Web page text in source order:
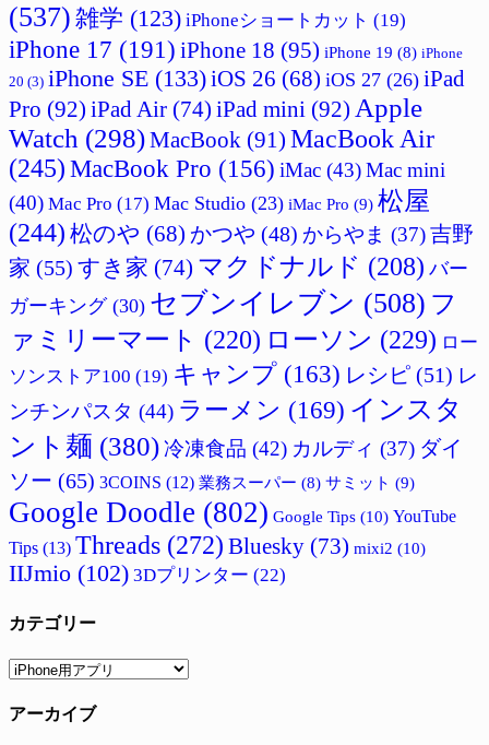
(537) 雑学 (123) iPhoneショートカット (19)
iPhone 17 (191) iPhone 18 (95) iPhone 19 (8) iPhone
20 (3) iPhone SE (133)iOS 26 (68) iOS 27 (26) iPad
Pro (92) iPad Air (74) iPad mini (92) Apple
Watch (298)MacBook (91) MacBook Air
(245) MacBook Pro (156) iMac (43)Mac mini
(40) Mac Pro (17) Mac Studio (23) iMac Pro (9) 松屋
(244) 松のや (68) かつや (48) からやま (37)吉野
家 (55) すき家 (74) マクドナルド (208) バー
ガーキング(30) セブンイレブン (508) フ
ァミリーマート (220) ローソン (229) ロー
ソンストア100 (19) キャンプ (163) レシピ (51) レ
ンチンパスタ (44) ラーメン (169) インスタ
ント麺 (380)冷凍食品 (42) カルディ (37) ダイ
ソー (65) 3COINS (12) 業務スーパー (8) サミット (9)
Google Doodle (802) Google Tips (10) YouTube
Tips (13) Threads (272) Bluesky (73) mixi2 (10)
IIJmio (102) 3Dプリンター (22)
カテゴリー
カ
ゴ
アーカイブ